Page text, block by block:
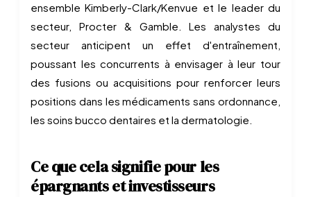
ensemble Kimberly-Clark/Kenvue et le leader du
secteur, Procter & Gamble. Les analystes du
secteur anticipent un effet d'entraînement,
poussant les concurrents à envisager à leur tour
des fusions ou acquisitions pour renforcer leurs
positions dans les médicaments sans ordonnance,
les soins bucco dentaires et la dermatologie.
Ce que cela signifie pour les
épargnants et investisseurs